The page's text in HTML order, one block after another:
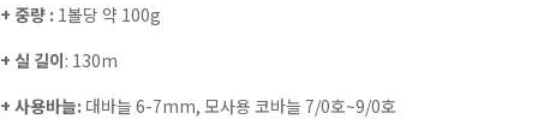
+ 중량 : 1볼당 약 100g
+ 실 길이: 130m
+ 사용바늘: 대바늘 6-7mm, 모사용 코바늘 7/0호~9/0호